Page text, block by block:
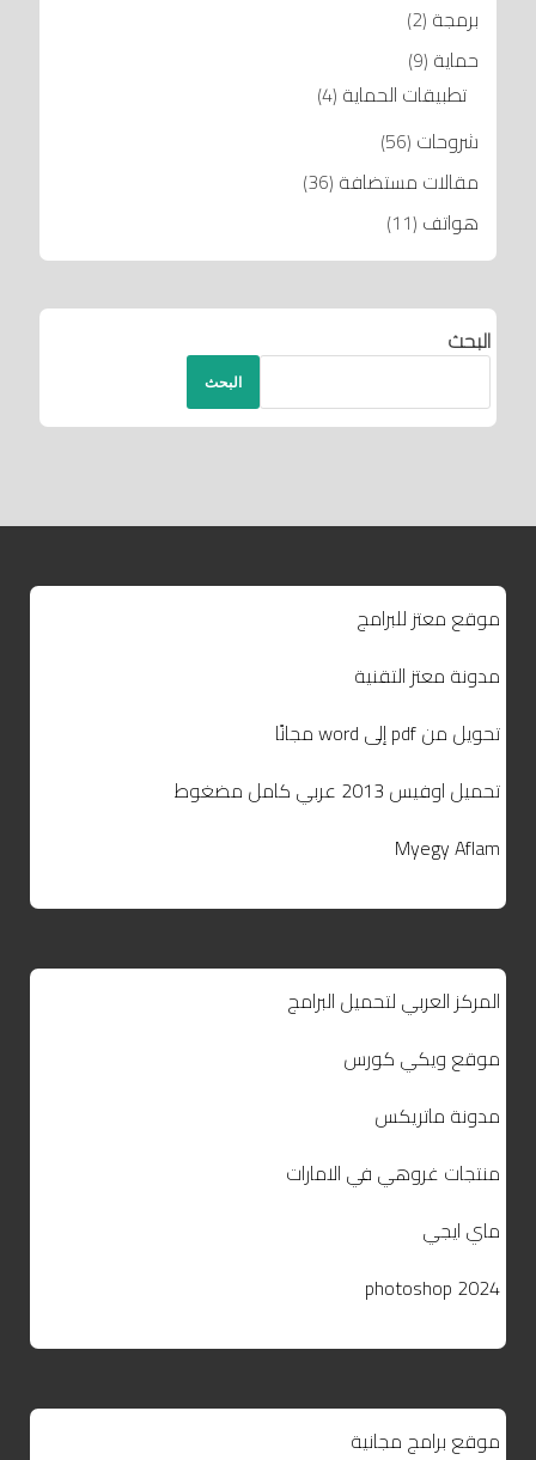
برمجة (2)
حماية (9)
تطبيقات الحماية (4)
شروحات (56)
مقالات مستضافة (36)
هواتف (11)
البحث
البحث
موقع معتز للبرامج
مدونة معتز التقنية
تحويل من pdf إلى word مجانًا
تحميل اوفيس 2013 عربي كامل مضغوط
Myegy Aflam
المركز العربي لتحميل البرامج
موقع ويكي كورس
مدونة ماتريكس
منتجات غروهي في الامارات
ماي ايجي
photoshop 2024
موقع برامج مجانية